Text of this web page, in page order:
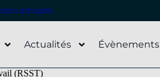
anticipée
Actualités Évènements
(RSST)